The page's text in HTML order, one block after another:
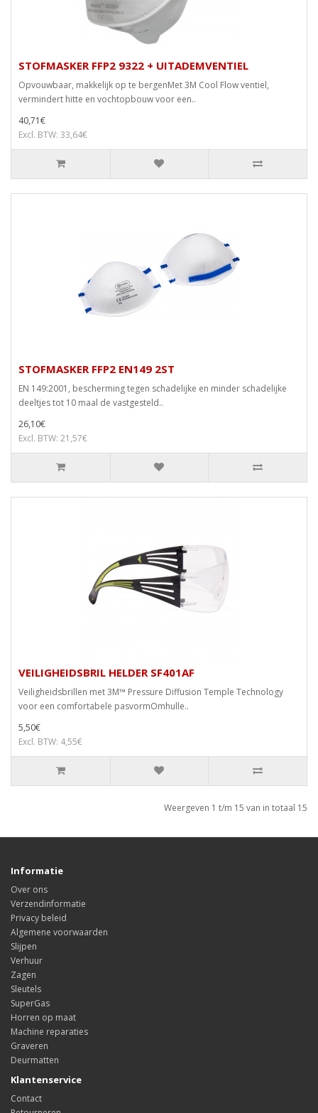
STOFMASKER FFP2 9322 + UITADEMVENTIEL
Opvouwbaar, makkelijk op te bergenMet 3M Cool Flow ventiel,
vermindert hitte en vochtopbouw voor een..
40,71€
Excl. BTW: 33,64€
STOFMASKER FFP2 EN149 2ST
EN 149:2001, bescherming tegen schadelijke en minder schadelijke
deeltjes tot 10 maal de vastgesteld..
26,10€
Excl. BTW: 21,57€
VEILIGHEIDSBRIL HELDER SF401AF
Veiligheidsbrillen met 3M™ Pressure Diffusion Temple Technology
voor een comfortabele pasvormOmhulle..
5,50€
Excl. BTW: 4,55€
Weergeven 1 t/m 15 van in totaal 15
Informatie
Over ons
Verzendinformatie
Privacy beleid
Algemene voorwaarden
Slijpen
Verhuur
Zagen
Sleutels
SuperGas
Horren op maat
Machine reparaties
Graveren
Deurmatten
Klantenservice
Contact